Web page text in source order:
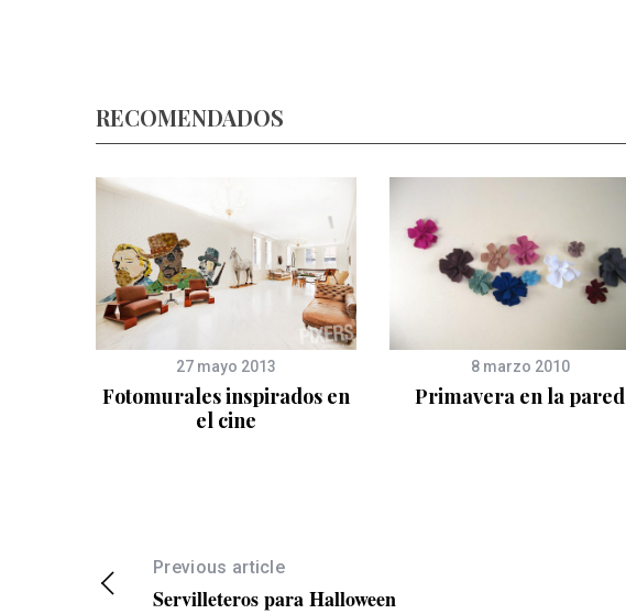
RECOMENDADOS
27 mayo 2013
Fotomurales inspirados en
el cine
8 marzo 2010
Primavera en la pared
Previous article
Servilleteros para Halloween